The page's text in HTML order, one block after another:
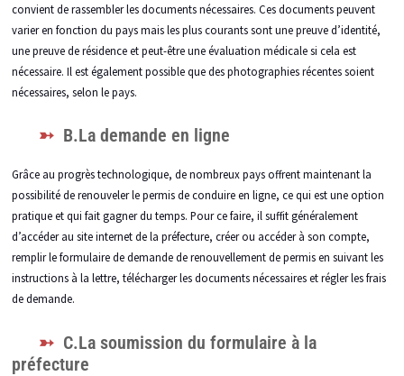
convient de rassembler les documents nécessaires. Ces documents peuvent
varier en fonction du pays mais les plus courants sont une preuve d’identité,
une preuve de résidence et peut-être une évaluation médicale si cela est
nécessaire. Il est également possible que des photographies récentes soient
nécessaires, selon le pays.
B.La demande en ligne
Grâce au progrès technologique, de nombreux pays offrent maintenant la
possibilité de renouveler le permis de conduire en ligne, ce qui est une option
pratique et qui fait gagner du temps. Pour ce faire, il suffit généralement
d’accéder au site internet de la préfecture, créer ou accéder à son compte,
remplir le formulaire de demande de renouvellement de permis en suivant les
instructions à la lettre, télécharger les documents nécessaires et régler les frais
de demande.
C.La soumission du formulaire à la
préfecture